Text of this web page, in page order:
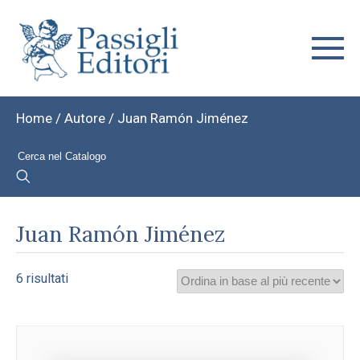
Home / Autore / Juan Ramón Jiménez
Juan Ramón Jiménez
6 risultatiOrdina